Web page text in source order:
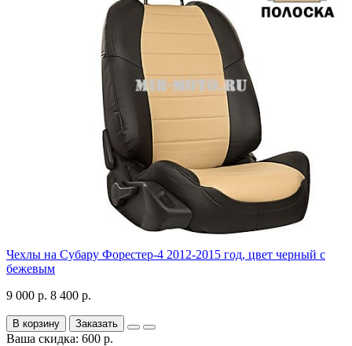
Чехлы на Субару Форестер-4 2012-2015 год, цвет черный с
бежевым
9 000 р. 8 400 р.
В корзину Заказать
Ваша скидка: 600 р.